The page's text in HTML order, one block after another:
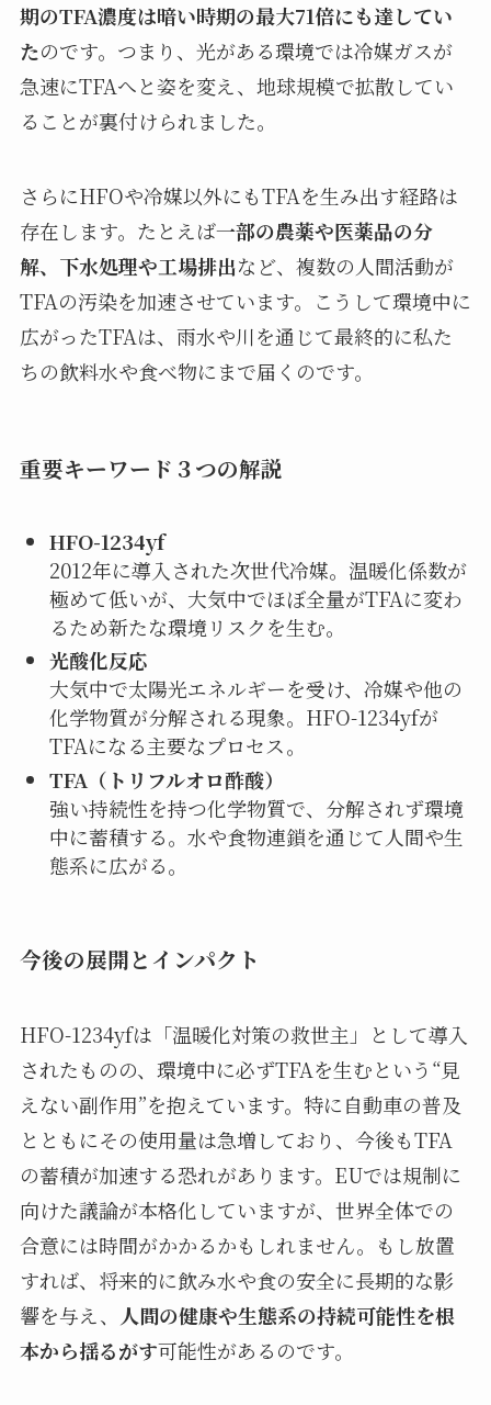
期のTFA濃度は暗い時期の最大71倍にも達してい
たのです。つまり、光がある環境では冷媒ガスが
急速にTFAへと姿を変え、地球規模で拡散してい
ることが裏付けられました。
さらにHFOや冷媒以外にもTFAを生み出す経路は
存在します。たとえば一部の農薬や医薬品の分
解、下水処理や工場排出など、複数の人間活動が
TFAの汚染を加速させています。こうして環境中に
広がったTFAは、雨水や川を通じて最終的に私た
ちの飲料水や食べ物にまで届くのです。
重要キーワード３つの解説
HFO-1234yf
2012年に導入された次世代冷媒。温暖化係数が
極めて低いが、大気中でほぼ全量がTFAに変わ
るため新たな環境リスクを生む。
光酸化反応
大気中で太陽光エネルギーを受け、冷媒や他の
化学物質が分解される現象。HFO-1234yfが
TFAになる主要なプロセス。
TFA（トリフルオロ酢酸）
強い持続性を持つ化学物質で、分解されず環境
中に蓄積する。水や食物連鎖を通じて人間や生
態系に広がる。
今後の展開とインパクト
HFO-1234yfは「温暖化対策の救世主」として導入
されたものの、環境中に必ずTFAを生むという“見
えない副作用”を抱えています。特に自動車の普及
とともにその使用量は急増しており、今後もTFA
の蓄積が加速する恐れがあります。EUでは規制に
向けた議論が本格化していますが、世界全体での
合意には時間がかかるかもしれません。もし放置
すれば、将来的に飲み水や食の安全に長期的な影
響を与え、 人間の健康や生態系の持続可能性を根
本から揺るがす可能性があるのです。